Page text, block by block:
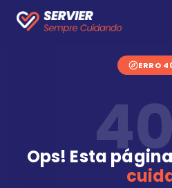
ERRO
Ops! Esta